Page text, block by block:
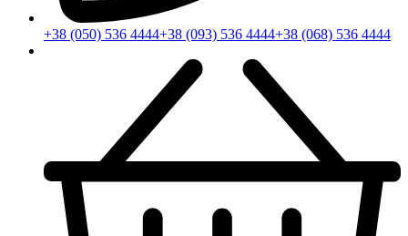
+38 (050) 536 4444+38 (093) 536 4444+38 (068) 536 4444